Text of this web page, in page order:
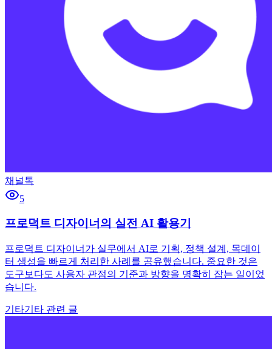
채널톡
5
프로덕트 디자이너의 실전 AI 활용기
프로덕트 디자이너가 실무에서 AI로 기획, 정책 설계, 목데이
터 생성을 빠르게 처리한 사례를 공유했습니다. 중요한 것은
도구보다도 사용자 관점의 기준과 방향을 명확히 잡는 일이었
습니다.
기타기타 관련 글